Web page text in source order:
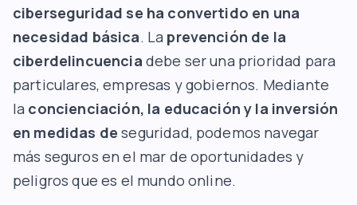
ciberseguridad se ha convertido en una
necesidad básica. La prevención de la
ciberdelincuencia debe ser una prioridad para
particulares, empresas y gobiernos. Mediante
la concienciación, la educación y la inversión
en medidas de seguridad, podemos navegar
más seguros en el mar de oportunidades y
peligros que es el mundo online.